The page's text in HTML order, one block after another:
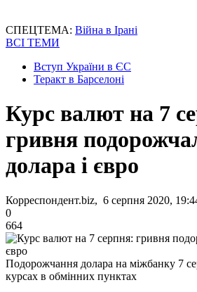
СПЕЦТЕМА: Війна в Ірані
ВСІ ТЕМИ
Вступ України в ЄС
Теракт в Барселоні
Курс валют на 7
гривня
долара і євро
Корреспондент.biz, 6 серпня 2020,
0
664
Подорожчання долара на міжбанку 7
курсах в обмінних пунктах